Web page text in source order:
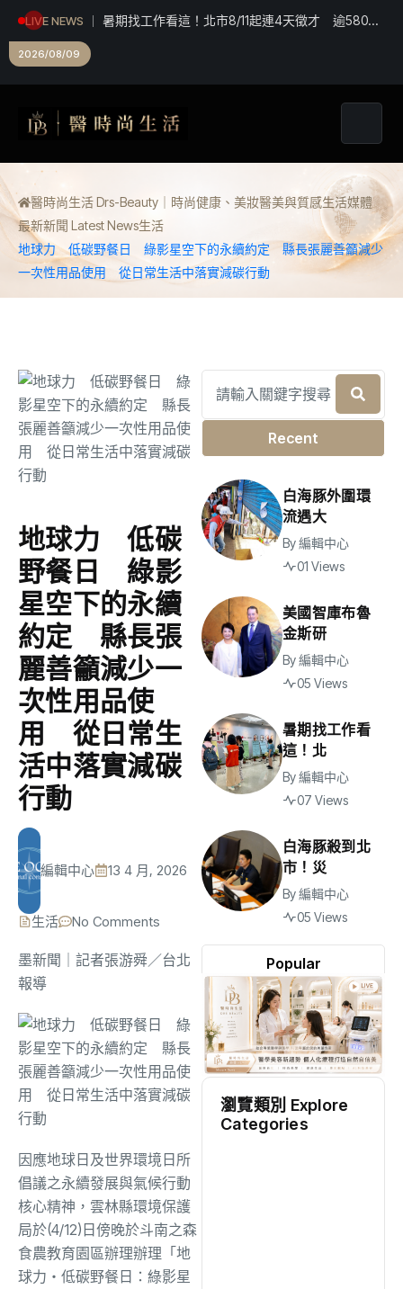
LIVE NEWS
暑期找工作看這！北市8/11起連4天徵才 逾580職
2026/08/09
醫時尚生活 Drs-Beauty｜時尚健康、美妝醫美與質感生活媒體
最新新聞 Latest News生活
地球力 低碳野餐日 綠影星空下的永續約定 縣長張麗善籲減少
一次性用品使用 從日常生活中落實減碳行動
地球力 低碳
野餐日 綠影
星空下的永續
約定 縣長張
麗善籲減少一
次性用品使
用 從日常生
活中落實減碳
行動
編輯中心 13 4 月, 2026
生活 No Comments
墨新聞 ｜記者張游舜／台北
報導
因應地球日及世界環境日所
倡議之永續發展與氣候行動
核心精神，雲林縣環境保護
局於(4/12)日傍晚於斗南之森
食農教育園區辦理辦理「地
球力・低碳野餐日：綠影星
Recent
Popular
白海豚外圍環
流遇大
By編輯中心
01 Views
美國智庫布魯
金斯研
By編輯中心
05 Views
暑期找工作看
這！北
By編輯中心
07 Views
白海豚殺到北
市！災
By編輯中心
05 Views
瀏覽類別 Explore
Categories